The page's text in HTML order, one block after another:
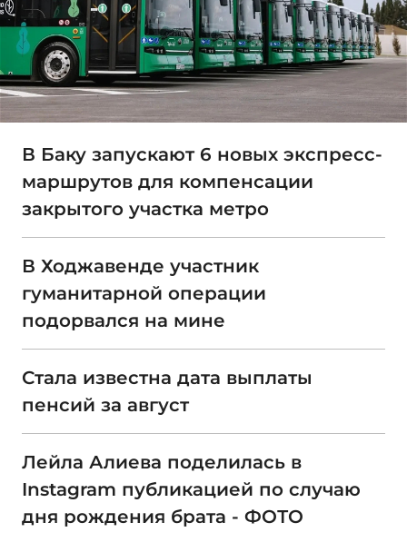
В Баку запускают 6 новых экспресс-
маршрутов для компенсации
закрытого участка метро
В Ходжавенде участник
гуманитарной операции
подорвался на мине
Стала известна дата выплаты
пенсий за август
Лейла Алиева поделилась в
Instagram публикацией по случаю
дня рождения брата - ФОТО